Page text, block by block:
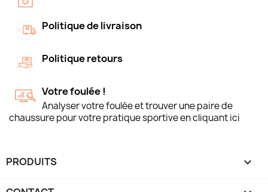
Politique de livraison
Politique retours
Votre foulée !
Analyser votre foulée et trouver une paire de
chaussure pour votre pratique sportive en cliquant ici
PRODUITS 